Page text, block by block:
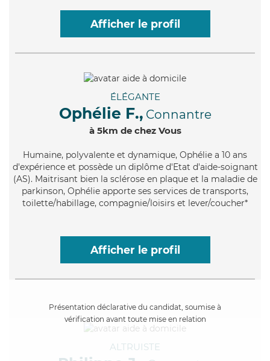
Afficher le profil
ÉLÉGANTE
Ophélie F., Connantre
à 5km de chez Vous
Humaine, polyvalente et dynamique, Ophélie a 10 ans
d'expérience et possède un diplôme d'Etat d'aide-soignant
(AS). Maitrisant bien la sclérose en plaque et la maladie de
parkinson, Ophélie apporte ses services de transports,
toilette/habillage, compagnie/loisirs et lever/coucher*
Afficher le profil
Présentation déclarative du candidat, soumise à
vérification avant toute mise en relation
ALTRUISTE